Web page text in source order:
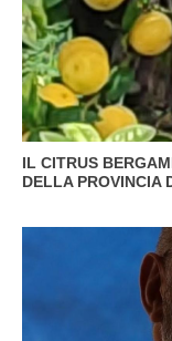
IL CITRUS
DELLA PROVINCIA